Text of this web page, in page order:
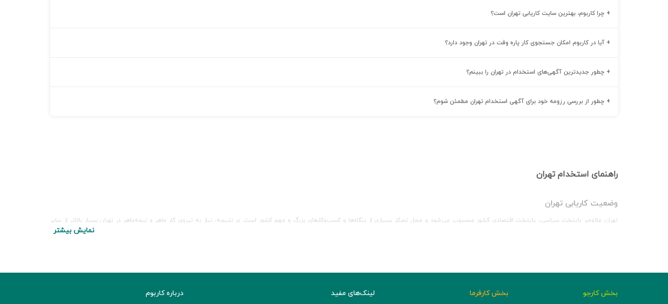
+ چرا کاربوم، بهترین سایت کاریابی تهران است؟
+ آیا در کاربوم امکان جستجوی کار پاره وقت در تهران وجود دارد؟
+ چطور جدیدترین آگهی‌های استخدام در تهران را ببینم؟
+ چطور از بررسی رزومه خود برای آگهی استخدام تهران مطمئن شوم؟
راهنمای استخدام تهران
وضعیت کاریابی تهران
تهران علاوه‌بر پایتخت سیاسی، پایتخت اقتصادی کشور محسوب می‌شود و محل تمرکز بسیاری از بنگاه‌ها و کسب‌و‌کارهای بزرگ و مهم کشور است. در نتیجه، نیاز به نیروی کار ماهر و نیمه‌ماهر در تهران بسیار بالاتر از سایر
با توجه به حضور بنگاه‌های مختلف تولیدی و خدماتی در تهران، آگهی استخدام در تهران پر از نیازمندی‌های مختلف در تمامی زمینه‌های صنعتی، خدماتی، تولیدی و تجاری است که به نیروی کار به‌صورت تمام‌وقت، پروژه‌ای و
شرکت‌های و سازمان‌های شناخته‌شده‌ای از جمله کافه‌بازار، دیجی‌کالا، آگاه، فناپ، علی‌بابا، شاتل، آسیاتک، تپسی، انرژی‌دانا، تیپاکس، توسان، اسنپ،سداد، سیناژن، عبیدی، همکاران سیستم، ای‌فردا و... هر روز آگهی‌های
نمایش بیشتر
بخش کارجو بخش کارفرما لینک‌های مفید درباره کاربوم